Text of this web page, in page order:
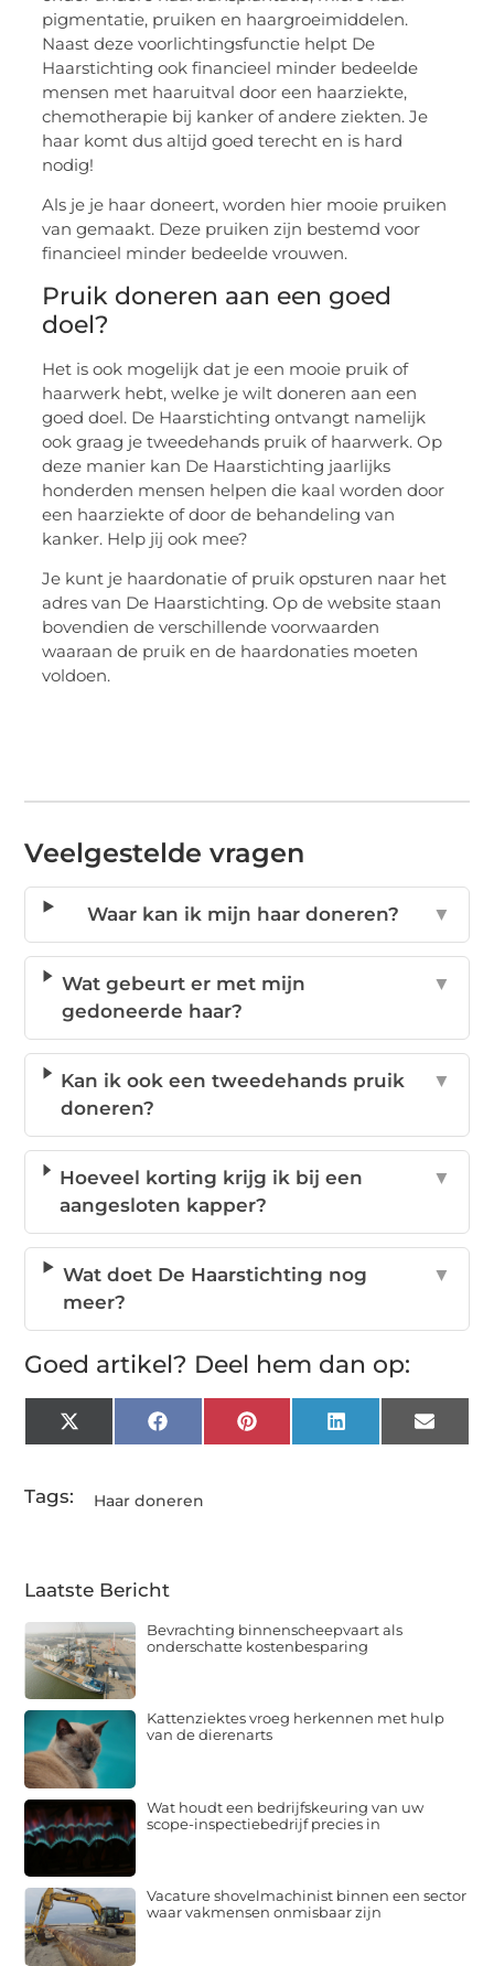
pigmentatie, pruiken en haargroeimiddelen.
Naast deze voorlichtingsfunctie helpt De
Haarstichting ook financieel minder bedeelde
mensen met haaruitval door een haarziekte,
chemotherapie bij kanker of andere ziekten. Je
haar komt dus altijd goed terecht en is hard
nodig!
Als je je haar doneert, worden hier mooie pruiken
van gemaakt. Deze pruiken zijn bestemd voor
financieel minder bedeelde vrouwen.
Pruik doneren aan een goed
doel?
Het is ook mogelijk dat je een mooie pruik of
haarwerk hebt, welke je wilt doneren aan een
goed doel. De Haarstichting ontvangt namelijk
ook graag je tweedehands pruik of haarwerk. Op
deze manier kan De Haarstichting jaarlijks
honderden mensen helpen die kaal worden door
een haarziekte of door de behandeling van
kanker. Help jij ook mee?
Je kunt je haardonatie of pruik opsturen naar het
adres van De Haarstichting. Op de website staan
bovendien de verschillende voorwaarden
waaraan de pruik en de haardonaties moeten
voldoen.
Veelgestelde vragen
Waar kan ik mijn haar doneren? ▼
Wat gebeurt er met mijn
gedoneerde haar?
▼
Kan ik ook een tweedehands pruik
doneren?
▼
Hoeveel korting krijg ik bij een
aangesloten kapper?
▼
Wat doet De Haarstichting nog
meer?
▼
Goed artikel? Deel hem dan op:
X
(Twitter)
FacebookPinterestLinkedInEmail
Tags: Haar doneren
Laatste Bericht
Bevrachting binnenscheepvaart als
onderschatte kostenbesparing
Kattenziektes vroeg herkennen met hulp
van de dierenarts
Wat houdt een bedrijfskeuring van uw
scope-inspectiebedrijf precies in
Vacature shovelmachinist binnen een sector
waar vakmensen onmisbaar zijn